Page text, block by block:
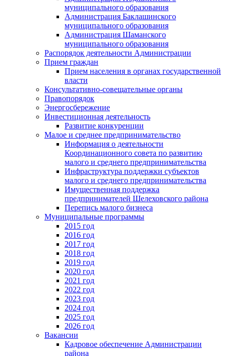
муниципального образования
Администрация Баклашинского
муниципального образования
Администрация Шаманского
муниципального образования
Распорядок деятельности Администрации
Прием граждан
Прием населения в органах государственной
власти
Консультативно-совещательные органы
Правопорядок
Энергосбережение
Инвестиционная деятельность
Развитие конкуренции
Малое и среднее предпринимательство
Информация о деятельности
Координационного совета по развитию
малого и среднего предпринимательства
Инфраструктура поддержки субъектов
малого и среднего предпринимательства
Имущественная поддержка
предпринимателей Шелеховского района
Перепись малого бизнеса
Муниципальные программы
2015 год
2016 год
2017 год
2018 год
2019 год
2020 год
2021 год
2022 год
2023 год
2024 год
2025 год
2026 год
Вакансии
Кадровое обеспечение Администрации
района